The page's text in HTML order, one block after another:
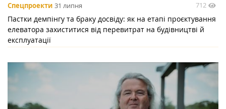
Спецпроекти 31 липня 712
Пастки демпінгу та браку досвіду: як на етапі проєктування
елеватора захиститися від перевитрат на будівництві й
експлуатації